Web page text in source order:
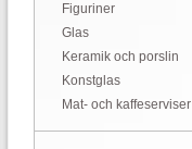
Figuriner
Glas
Keramik och porslin
Konstglas
Mat- och kaffeserviser